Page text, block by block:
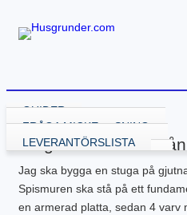
GUIDER
VÄLJA GRUNDLÖSNING
GRUND MED GJUTNING
GJUTA PLATTA – STARTA HÄR
PLATTA – ATTEFALL
PLATTA – GARAGE
NY KÄLLARE
BYGGA KÄLLARE
BYGGA KÄLLARE – ATTEFALL
BALK – KRYPGRUND
KRYPGRUND – STARTA HÄR
KRYPGRUND – ATTEFALL
BALK – HYBRIDGRUND
BALK – VÄXTHUS
RENOVERA HUSGRUND
DRÄNERA HUS
KÄLLARE MED FUKT
BYGGA POOL
GJUTEN ISOLERAD POOL
FLER GUIDER
FRÅGA MICKE
LEVERANTÖRSLISTA
Fråga från Stefan
Jag ska bygga en stuga på
Spismuren ska stå på ett
en armerad platta, sedan 4 varv